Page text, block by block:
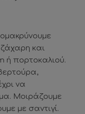
και
ή πορτοκαλιού.
να
Μοιράζουμε
με σαντιγί.